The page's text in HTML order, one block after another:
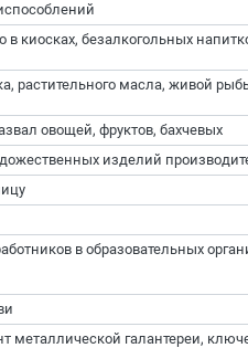
киосках, безалкогольных
растительного масла, живой
овощей, фруктов, бахчевых
изделий
в образовательных
металлической галантереи,